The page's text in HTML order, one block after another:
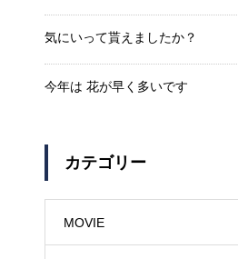
気にいって貰えましたか？
今年は 花が早く多いです
カテゴリー
MOVIE